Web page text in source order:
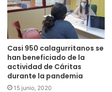
Casi 950 calagurritanos se
han beneficiado de la
actividad de Cáritas
durante la pandemia
15 junio, 2020